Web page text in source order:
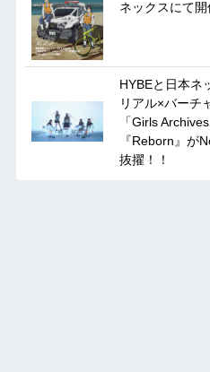
ネックスにて開
HYBEと日本ネ
リアル×バーチ
「Girls
『Reborn』が
抜擢！！